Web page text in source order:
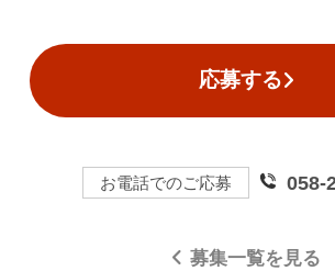
応募する
お電話でのご応募 058-
募集一覧を見る